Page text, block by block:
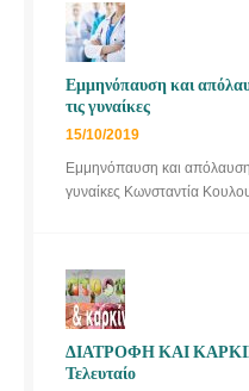
Εμμηνόπαυση και
τις γυναίκες
15/10/2019
Εμμηνόπαυση και απόλαυση
γυναίκες Κωνσταντία
ΔΙΑΤΡΟΦΗ ΚΑΙ
Τελευταίο